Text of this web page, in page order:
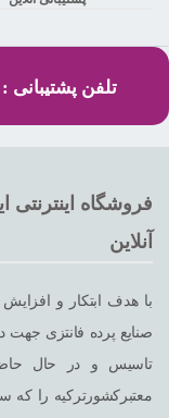
فروشگاه اینترنتی
آنلاین
با هدف ابتکار و
صنایع پرده فانتزی جهت
تاسیس و در حال
معتبرکشورترکیه را که